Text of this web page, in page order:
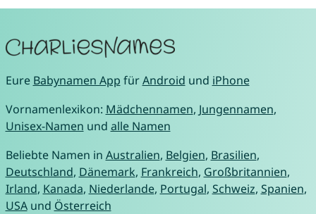
Eure Babynamen App fürAndroid und iPhone
Vornamenlexikon: Mädchennamen, Jungennamen,
Unisex-Namen und alle Namen
Beliebte Namen in Australien, Belgien, Brasilien,
Deutschland, Dänemark, Frankreich, Großbritannien,
Irland, Kanada, Niederlande, Portugal, Schweiz, Spanien,
USAund Österreich